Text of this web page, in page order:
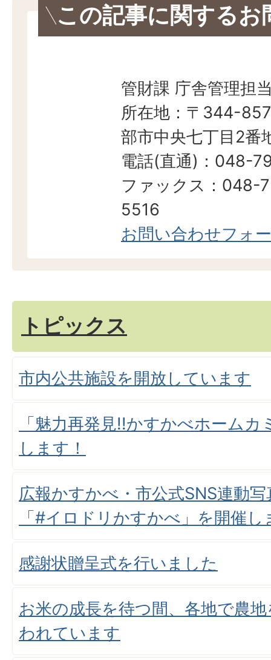
この記事に関するお
管財課 庁舎管理担
所在地：〒344-
部市中央七丁目2番
電話(直通)：048-
ファックス：048-
5516
お問い合わせフォ
トピックス
市内公共施設を開放しています
「魅力再発見!!かすかべホーム
します！
広報かすかべ・市公式SNS連動
「#イロドリかすかべ」を開催し
感謝状贈呈式を行いました
お米の成長を待つ間、各地で農
われています